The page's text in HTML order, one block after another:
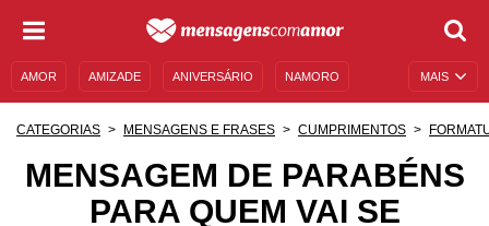
MAIS
AMOR AMIZADE ANIVERSÁRIO NAMORO
MENSAGENS E FRASES MENSAGENS DE ANIVERSÁRIO
CATEGORIAS MENSAGENS E FRASES CUMPRIMENTOS
MENSAGEM DE PARABÉNS
PARA QUEM VAI SE